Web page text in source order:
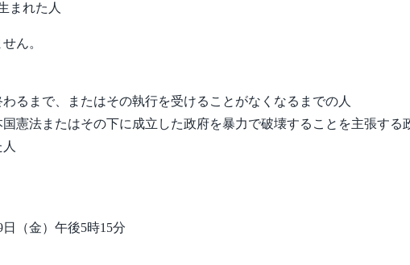
まれた人
ん。
るまで、またはその執行を受けることがなくなるまでの人
憲法またはその下に成立した政府を暴力で破壊することを主張する
（金）午後5時15分